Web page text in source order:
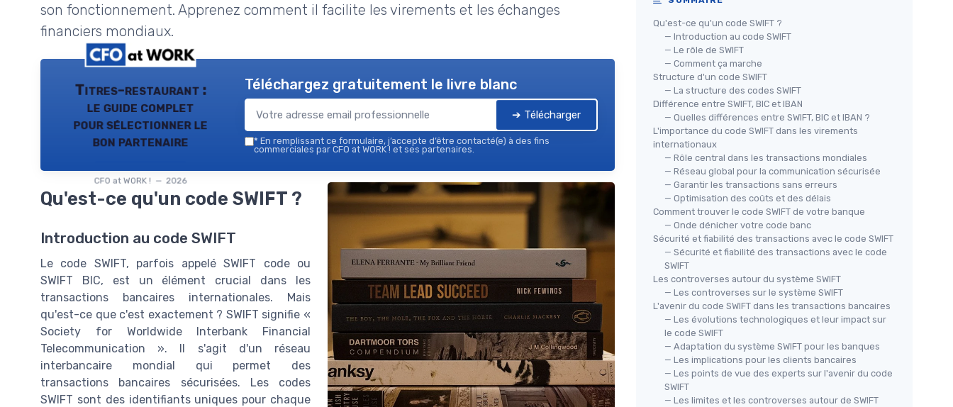
son fonctionnement. Apprenez comment il facilite les virements et les échanges
financiers mondiaux.
Titres-restaurant :
le guide complet
pour sélectionner le
bon partenaire
CFO at WORK ! — 2026
Téléchargez gratuitement le livre blanc
➔ Télécharger
* En remplissant ce formulaire, j’accepte d’être contacté(e) à des fins
commerciales par CFO at WORK ! et ses partenaires.
Qu'est-ce qu'un code SWIFT ?
Introduction au code SWIFT
Le code SWIFT, parfois appelé SWIFT code ou
SWIFT BIC, est un élément crucial dans les
transactions bancaires internationales. Mais
qu'est-ce que c'est exactement ? SWIFT signifie «
Society for Worldwide Interbank Financial
Telecommunication ». Il s'agit d'un réseau
interbancaire mondial qui permet des
transactions bancaires sécurisées. Les codes
SWIFT sont des identifiants uniques pour chaque
Qu'est-ce qu'un code SWIFT ?
— Introduction au code SWIFT
— Le rôle de SWIFT
— Comment ça marche
Structure d'un code SWIFT
— La structure des codes SWIFT
Différence entre SWIFT, BIC et IBAN
— Quelles différences entre SWIFT, BIC et IBAN ?
L'importance du code SWIFT dans les virements
internationaux
— Rôle central dans les transactions mondiales
— Réseau global pour la communication sécurisée
— Garantir les transactions sans erreurs
— Optimisation des coûts et des délais
Comment trouver le code SWIFT de votre banque
— Onde dénicher votre code banc
Sécurité et fiabilité des transactions avec le code SWIFT
— Sécurité et fiabilité des transactions avec le code
SWIFT
Les controverses autour du système SWIFT
— Les controverses sur le système SWIFT
L'avenir du code SWIFT dans les transactions bancaires
— Les évolutions technologiques et leur impact sur
le code SWIFT
— Adaptation du système SWIFT pour les banques
— Les implications pour les clients bancaires
— Les points de vue des experts sur l'avenir du code
SWIFT
— Les limites et les controverses autour de SWIFT